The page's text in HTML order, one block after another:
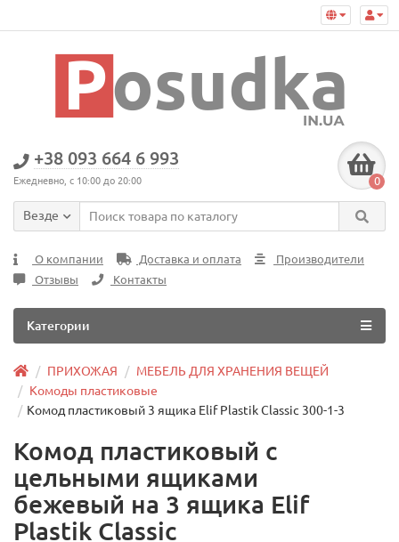
+38 093 664 6 993
Ежедневно, с 10:00 до 20:00 0
Везде
О компании Доставка и оплата
Производители
Отзывы
Контакты
Категории
ПРИХОЖАЯ
МЕБЕЛЬ ДЛЯ ХРАНЕНИЯ ВЕЩЕЙ
Комоды пластиковые
Комод пластиковый 3 ящика Elif Plastik Classic 300-1-3
Комод пластиковый с
цельными ящиками
бежевый на 3 ящика Elif
Plastik Classic